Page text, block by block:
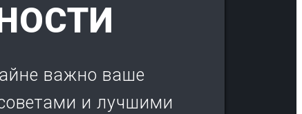
важно ваше
и лучшими